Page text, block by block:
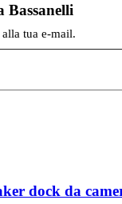
Bassanelli
tua e-mail.
dock da